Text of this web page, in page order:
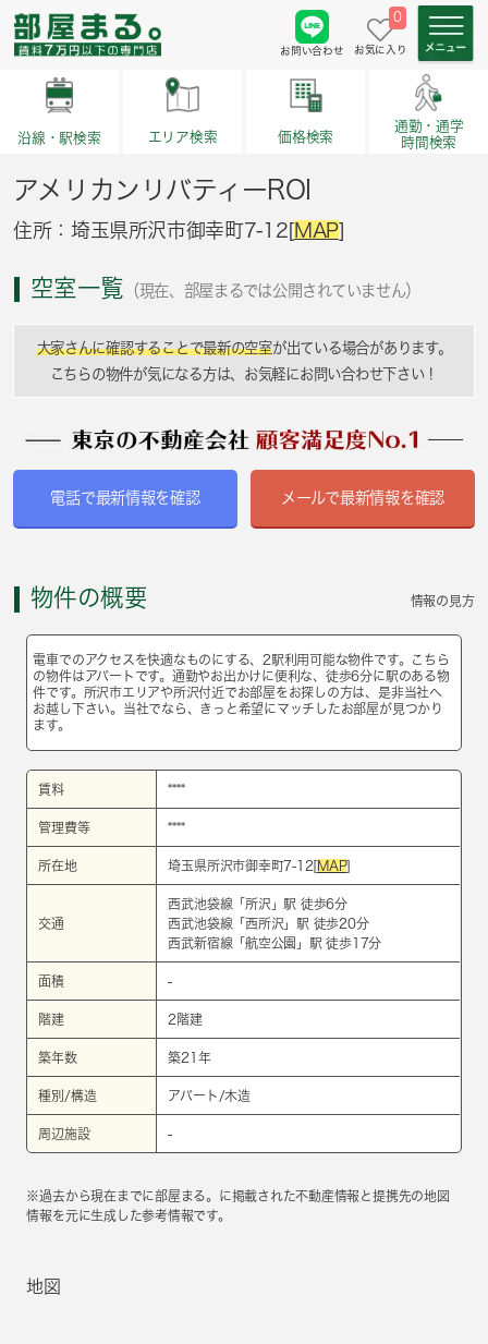
お問い合わせ
0
お気に入り
沿線・駅検索 エリア検索 価格検索
通勤・通学
時間検索
アメリカンリバティーROI
住所：埼玉県所沢市御幸町7-12[MAP]
空室一覧 （現在、部屋まるでは公開されていません）
大家さんに確認することで最新の空室が出ている場合があります。
こちらの物件が気になる方は、お気軽にお問い合わせ下さい！
電話で最新情報を確認 メールで最新情報を確認
物件の概要 情報の見方
電車でのアクセスを快適なものにする、2駅利用可能な物件です。こちら
の物件はアパートです。通勤やお出かけに便利な、徒歩6分に駅のある物
件です。所沢市エリアや所沢付近でお部屋をお探しの方は、是非当社へ
お越し下さい。当社でなら、きっと希望にマッチしたお部屋が見つかり
ます。
賃料 ****
管理費等 ****
所在地 埼玉県所沢市御幸町7-12[ MAP]
交通
西武池袋線 「 所沢 」駅 徒歩6分
西武池袋線 「 西所沢 」駅 徒歩20分
西武新宿線 「航空公園 」駅 徒歩17分
面積 -
階建 2階建
築年数 築21年
種別/構造 アパート/木造
周辺施設 -
※過去から現在までに部屋まる。に掲載された不動産情報と提携先の地図
情報を元に生成した参考情報です。
地図